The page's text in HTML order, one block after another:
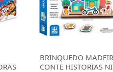
ESCALA NUMERICA
MADEIRA CARLU 86